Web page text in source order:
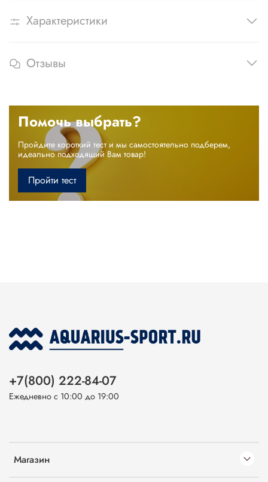
Характеристики
Отзывы
Помочь выбрать?
Пройдите короткий тест и мы самостоятельно подберем,
идеально подходящий Вам товар!
Пройти тест
Магазин
+7(800) 222-84-07
Ежедневно с 10:00 до 19:00